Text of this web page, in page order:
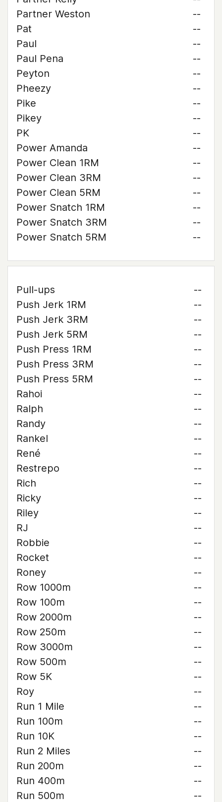
Partner Weston
--
Pat
--
Paul
--
Paul Pena
--
Peyton
--
Pheezy
--
Pike
--
Pikey
--
PK
--
Power Amanda
--
Power Clean 1RM
--
Power Clean 3RM
--
Power Clean 5RM
--
Power Snatch 1RM
--
Power Snatch 3RM
--
Power Snatch 5RM
--
Pull-ups
--
Push Jerk 1RM
--
Push Jerk 3RM
--
Push Jerk 5RM
--
Push Press 1RM
--
Push Press 3RM
--
Push Press 5RM
--
Rahoi
--
Ralph
--
Randy
--
Rankel
--
René
--
Restrepo
--
Rich
--
Ricky
--
Riley
--
RJ
--
Robbie
--
Rocket
--
Roney
--
Row 1000m
--
Row 100m
--
Row 2000m
--
Row 250m
--
Row 3000m
--
Row 500m
--
Row 5K
--
Roy
--
Run 1 Mile
--
Run 100m
--
Run 10K
--
Run 2 Miles
--
Run 200m
--
Run 400m
--
Run 500m
--